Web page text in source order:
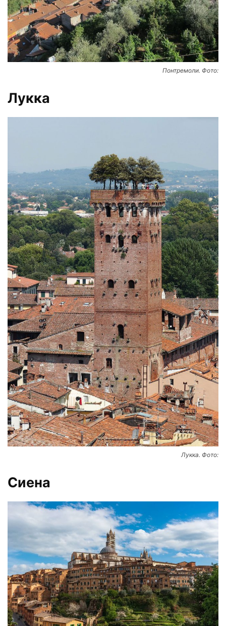
Понтремоли. Фото:
Лукка
Лукка. Фото:
Сиена